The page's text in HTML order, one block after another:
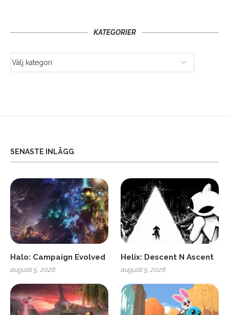
KATEGORIER
SENASTE INLÄGG
Halo: Campaign Evolved
augusti 5, 2026
Helix: Descent N Ascent
augusti 5, 2026